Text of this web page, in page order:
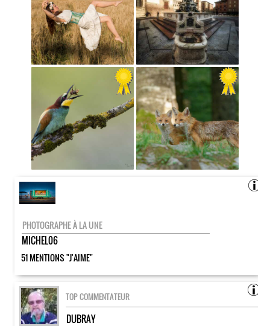
PHOTOGRAPHE À LA UNE
MICHEL06
51 MENTIONS "J'AIME"
TOP COMMENTATEUR
DUBRAY